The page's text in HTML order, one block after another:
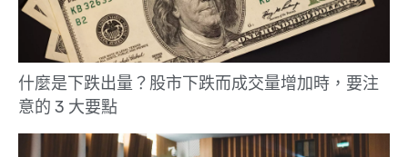
什麼是下跌出量？股市下跌而成交量增加時，要注
意的 3 大要點